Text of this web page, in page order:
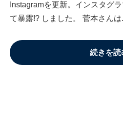
Instagramを更新。インスタグ
て暴露!? しました。 菅本さんは
続きを読